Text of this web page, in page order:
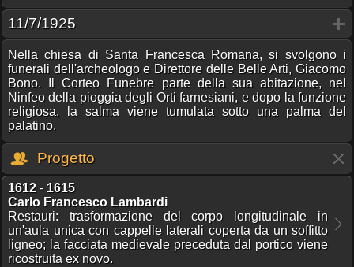
11/7/1925
Nella chiesa di Santa Francesca Romana, si svolgono i
funerali dell'archeologo e Direttore delle Belle Arti, Giacomo
Bono. Il Corteo Funebre parte della sua abitazione, nel
Ninfeo della pioggia degli Orti farnesiani, e dopo la funzione
religiosa, la salma viene tumulata sotto una palma del
palatino.
Progetto
1612 - 1615
Carlo Francesco Lambardi
Restauri: trasformazione del corpo longitudinale in
un'aula unica con cappelle laterali coperta da un soffitto
ligneo; la facciata medievale preceduta dal portico viene
ricostruita ex novo.